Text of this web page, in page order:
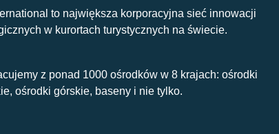
to największa korporacyjna sieć innowacji
w kurortach turystycznych na świecie.
z ponad 1000 ośrodków w 8 krajach: ośrodki
ośrodki górskie, baseny i nie tylko.